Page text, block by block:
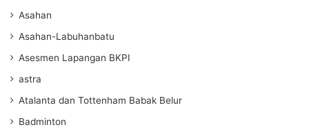
Asahan
Asahan-Labuhanbatu
Asesmen Lapangan BKPI
astra
Atalanta dan Tottenham Babak Belur
Badminton